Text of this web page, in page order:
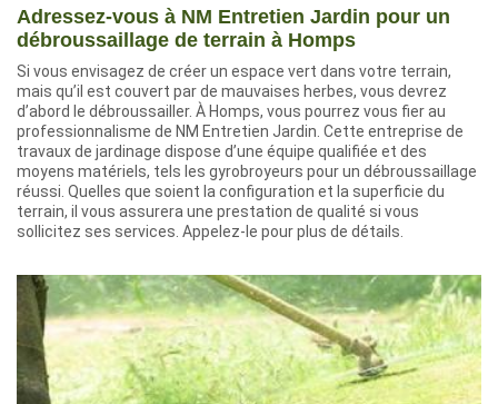
Adressez-vous à NM Entretien Jardin pour un
débroussaillage de terrain à Homps
Si vous envisagez de créer un espace vert dans votre terrain,
mais qu’il est couvert par de mauvaises herbes, vous devrez
d’abord le débroussailler. À Homps, vous pourrez vous fier au
professionnalisme de NM Entretien Jardin. Cette entreprise de
travaux de jardinage dispose d’une équipe qualifiée et des
moyens matériels, tels les gyrobroyeurs pour un débroussaillage
réussi. Quelles que soient la configuration et la superficie du
terrain, il vous assurera une prestation de qualité si vous
sollicitez ses services. Appelez-le pour plus de détails.